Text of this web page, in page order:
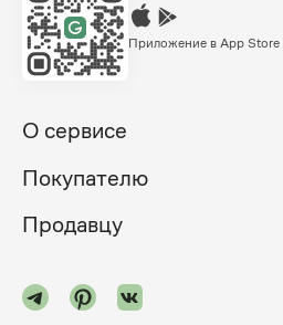
Приложение в App Store
О сервисе
Покупателю
Продавцу